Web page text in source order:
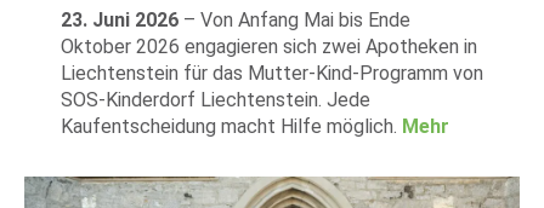
23. Juni 2026 – Von Anfang Mai bis Ende
Oktober 2026 engagieren sich zwei Apotheken in
Liechtenstein für das Mutter-Kind-Programm von
SOS-Kinderdorf Liechtenstein. Jede
Kaufentscheidung macht Hilfe möglich. Mehr